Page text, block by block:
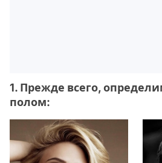
1. Прежде всего,
полом: